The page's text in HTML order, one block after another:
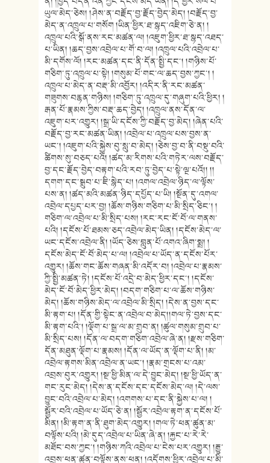
ཡུལ་མེད་ཅེས། །ཤེས་ན་བརྗོད་བྱ་རྗོད་བྱེད་མེད། །བརྗོད་བྱ་
མེད་ན་འཁྲུལ་པ་གསོག །ཡིན་ཕྱིར་ཐ་སྙད་འཇིག་ཅེ་ན། །
འཁྲུལ་པའི་སྒོ་ནས་རང་མཚན་ལ། །འཇུག་ཕྱིར་ཐ་སྙད་འཐད་
པ་ཡིན། །ཆད་བྱས་འབྲེལ་པ་གོ་བ་ལ། །འཁྲུལ་པའི་འབྲེལ་པ་
མི་དགོས་ལོ། །རང་མཚན་དང་ནི་དོན་སྤྱི་དང་། །གཉིས་པོ་
གཅིག་ཏུ་འཁྲུལ་པ་སྟེ། །གསུམ་པོ་གང་ལ་ཆད་བྱས་ཀྱང་། །
འཁྲུལ་པ་མེད་ན་བརྡ་མི་འབྱོར། །འདིར་ནི་རང་མཚན་
གཟུགས་བརྙན་གཉིས། །གཅིག་ཏུ་འཁྲུལ་དུ་གཞུག་པའི་ཕྱིར། །
རྒན་པོ་རྣམས་ཀྱིས་བརྡ་ཆད་བྱེད། །འཁྲུལ་ནས་དོན་ལ་
འཇུག་པར་འགྱུར། །སྒྲ་ཡི་དངོས་ཀྱི་བརྗོད་བྱ་མེད། །ཞེན་པའི་
བརྗོད་བྱ་རང་མཚན་ཡིན། །འབྲེལ་པ་འཁྲུལ་པས་བྱས་ན་
ཡང་། །འཇུག་པའི་སྐྱེས་བུ་སླུ་བ་མེད། །ཅེས་བྱ་བ་ནི་བསྡུ་བའི་
ཚིགས་སུ་བཅད་པའོ། །ཚད་མ་རིགས་པའི་གཏེར་ལས་བརྗོད་
བྱ་དང་རྗོད་བྱེད་བརྟག་པའི་རབ་ཏུ་བྱེད་པ་སྟེ་ལྔ་པའོ།། །།
དགག་དང་སྒྲུབ་པ་ཇི་སྙེད་པ། །འགལ་འབྲེལ་ཉིད་ལ་ལྟོས་
པས་ན། །ཚད་མའི་མཚན་ཉིད་དཔྱོད་པ་ཡི། །སྔོན་དུ་འགལ་
འབྲེལ་དཔྱད་པར་བྱ། །ཆོས་གཉིས་གཅིག་པ་མི་སྲིད་ཅིང་། །
གཅིག་ལ་འབྲེལ་པ་མི་སྲིད་པས། །རང་རང་ངོ་བོ་ལ་གནས་
པའི། །དངོས་པོ་ཐམས་ཅད་འབྲེལ་མེད་ཡིན། །དངོས་མེད་ལ་
ཡང་དངོས་འབྲེལ་ནི། །ཡོད་ཅེས་བླུན་པོ་འགའ་ཞིག་སྨྲ། །
དངོས་མེད་ངོ་བོ་མེད་པ་ལ། །འབྲེལ་པ་ཡོད་ན་དངོས་པོར་
འགྱུར། །ཆོས་གང་ཆོས་གཞན་མི་འདོར་བ། །འབྲེལ་པ་རྣམས་
ཀྱི་སྤྱི་མཚན་ཏེ། །དངོས་པོ་འདྲེ་བ་མེད་ཕྱིར་དང་། །དངོས་
མེད་ངོ་བོ་མེད་ཕྱིར་མེད། །བདག་གཅིག་པ་ལ་ཆོས་གཉིས་
མེད། །ཆོས་གཉིས་མེད་ལ་འབྲེལ་མི་སྲིད། །དེས་ན་བྱས་དང་
མི་རྟག་པ། །དོན་གྱི་སྟེང་ན་འབྲེལ་བ་མེད།།གལ་ཏེ་བྱས་དང་
མི་རྟག་པའི་། །ལྡོག་པ་སྒྲ་ལ་མ་གྲུབ་ན། །ཚུལ་གསུམ་གྲུབ་པ་
མི་སྲིད་པས། །དོན་ལ་བདག་གཅིག་འབྲེལ་ཞེ་ན། །རྫས་གཅིག་
དོན་མཐུན་ལྡོག་པ་རྣམས། །དོན་ལ་ཡོད་ན་ལྡོག་པ་ནི། །མ་
འབྲེལ་རྟགས་མིན་འབྲེལ་ན་ཡང་། །རྣམ་གྲངས་པ་འམ་
འབྲས་བུར་འགྱུར། །སྔ་ཕྱི་མིན་ལ་དེ་བྱུང་མེད། །སྔ་ཕྱི་ཡོད་ན་
གང་རུང་མེད། །དེས་ན་དངོས་དང་དངོས་མེད་ལ། །དེ་ལས་
བྱུང་བའི་འབྲེལ་པ་མེད། །འགགས་པ་དང་ནི་སྐྱེས་པ་ལ། །
སྦྱོར་བའི་འབྲེལ་པ་ཡོད་ཅེ་ན། །སྦྱོར་འབྲེལ་རྟག་ན་དངོས་པོ་
མིན། །མི་རྟག་ན་ནི་ཐུག་མེད་འགྱུར། །གལ་ཏེ་ཕན་ཚུན་མ་
བལྟོས་པའི། །མེ་དུད་འབྲེལ་པ་ཡིན་ཞེ་ན། །རྐྱང་པ་རེ་རེ་
མཐོང་བས་ཀྱང་། །གཉིས་ཀའི་འབྲེལ་པ་ངེས་པར་འགྱུར། །རྒྱུ་
འབྲས་ཕན་ཚུན་བལྟོས་ནས་ཕན། །འདོགས་ཕྱིར་འབྲེལ་པ་མི་